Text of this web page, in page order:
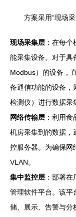
方案采用“现场
现场采集层 ：在每
能采集设备。对于具
Modbus）的设备，
备通信功能的设备，
检测仪）进行数据采
网络传输层 ：利用
机房采集到的数据，
控服务器。为确保网
VLAN。
集中监控层 ：部署
管理软件平台。该平
储、展示、告警与分